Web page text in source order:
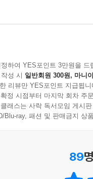
어떤 맹세나 약속을 했든
, 너희의 가장 중요한 의
펼쳐지는
열세 살 호랑이 인간 세
가 눈뜰 때』는 그동안
, 풍수지리에 따라 설
눈길을 사로잡는다. 세
며 자랐다는 대목이나,
에서 등장하는 박진감 넘
공격당하는 뜻밖의 위
하여 YES포인트 3만원을 드
성 시 일반회원 300원, 마니
리뷰만 YES포인트 지급됩니
정 시점부터 마지막 회차 주
래스는 사락 독서모임 게시
Blu-ray, 패션 및 판매금지 상
89